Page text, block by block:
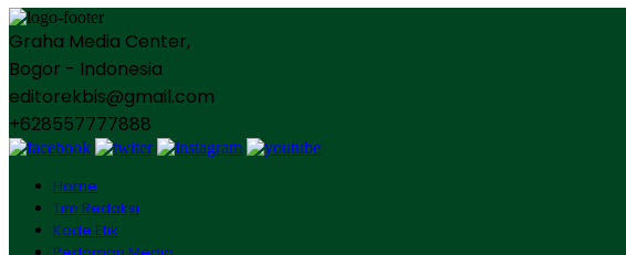
Graha Media Center,
Bogor - Indonesia
editorekbis@gmail.com
+628557777888
Home
Tim Redaksi
Kode Etik